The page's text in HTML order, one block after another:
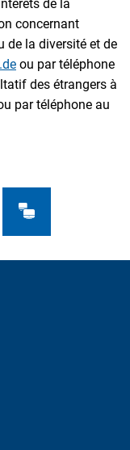
de la
concernant
de la diversité et de
ou par téléphone
des étrangers à
par téléphone au